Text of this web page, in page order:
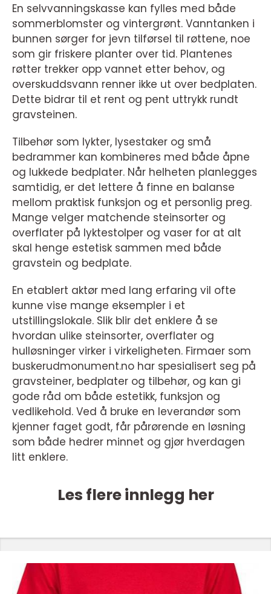
En selvvanningskasse kan fylles med både
sommerblomster og vintergrønt. Vanntanken i
bunnen sørger for jevn tilførsel til røttene, noe
som gir friskere planter over tid. Plantenes
røtter trekker opp vannet etter behov, og
overskuddsvann renner ikke ut over bedplaten.
Dette bidrar til et rent og pent uttrykk rundt
gravsteinen.
Tilbehør som lykter, lysestaker og små
bedrammer kan kombineres med både åpne
og lukkede bedplater. Når helheten planlegges
samtidig, er det lettere å finne en balanse
mellom praktisk funksjon og et personlig preg.
Mange velger matchende steinsorter og
overflater på lyktestolper og vaser for at alt
skal henge estetisk sammen med både
gravstein og bedplate.
En etablert aktør med lang erfaring vil ofte
kunne vise mange eksempler i et
utstillingslokale. Slik blir det enklere å se
hvordan ulike steinsorter, overflater og
hulløsninger virker i virkeligheten. Firmaer som
buskerudmonument.no har spesialisert seg på
gravsteiner, bedplater og tilbehør, og kan gi
gode råd om både estetikk, funksjon og
vedlikehold. Ved å bruke en leverandør som
kjenner faget godt, får pårørende en løsning
som både hedrer minnet og gjør hverdagen
litt enklere.
Les flere innlegg her